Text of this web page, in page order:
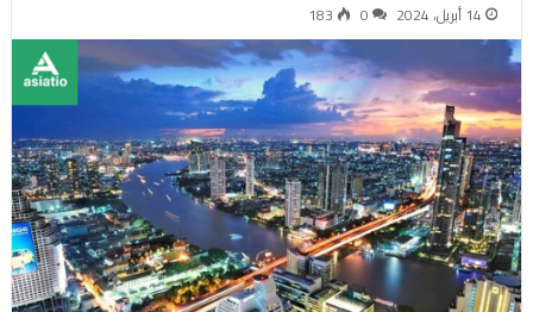
14 أبريل، 2024 0
183